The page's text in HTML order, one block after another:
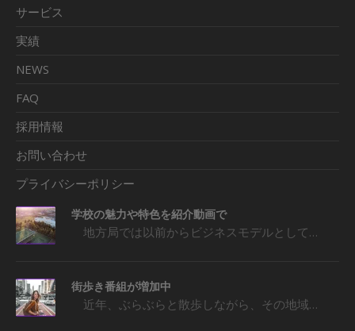
サービス
実績
NEWS
FAQ
採用情報
お問い合わせ
プライバシーポリシー
学校の魅力や特色を紹介動画で
地方局では以前からビジネスモデルとして…
街歩き番組が増加中
近年、ぶらぶらと散歩しながら、その地域…